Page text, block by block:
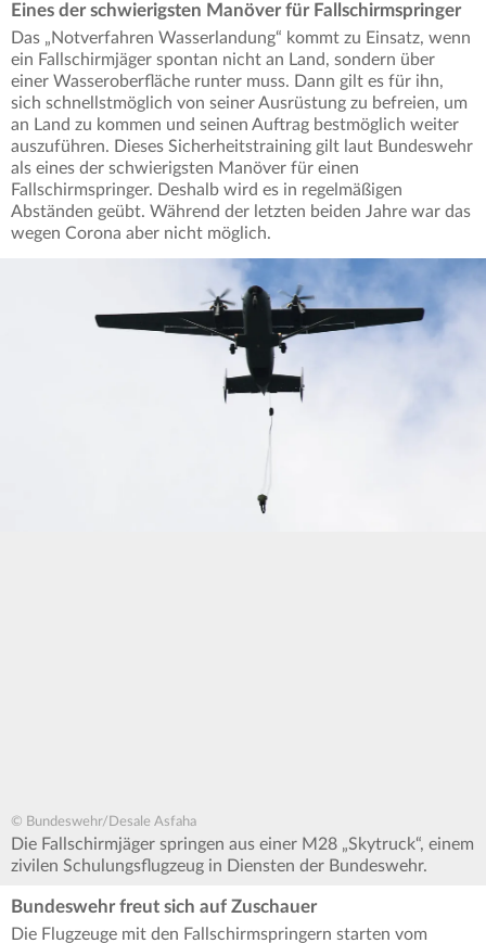
Eines der schwierigsten Manöver für Fallschirmspringer
Das „Notverfahren Wasserlandung“ kommt zu Einsatz, wenn
ein Fallschirmjäger spontan nicht an Land, sondern über
einer Wasseroberfläche runter muss. Dann gilt es für ihn,
sich schnellstmöglich von seiner Ausrüstung zu befreien, um
an Land zu kommen und seinen Auftrag bestmöglich weiter
auszuführen. Dieses Sicherheitstraining gilt laut Bundeswehr
als eines der schwierigsten Manöver für einen
Fallschirmspringer. Deshalb wird es in regelmäßigen
Abständen geübt. Während der letzten beiden Jahre war das
wegen Corona aber nicht möglich.
© Bundeswehr/Desale Asfaha
Die Fallschirmjäger springen aus einer M28 „Skytruck“, einem
zivilen Schulungsflugzeug in Diensten der Bundeswehr.
Bundeswehr freut sich auf Zuschauer
Die Flugzeuge mit den Fallschirmspringern starten vom